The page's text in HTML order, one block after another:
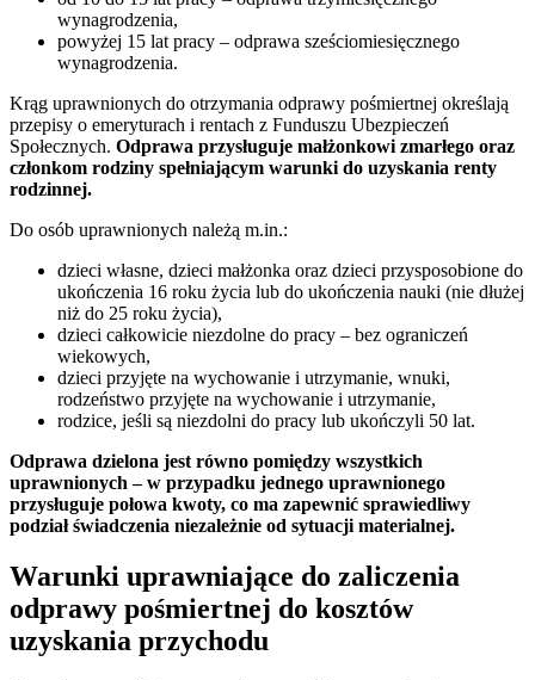
wynagrodzenia,
powyżej 15 lat pracy – odprawa sześciomiesięcznego
wynagrodzenia.
Krąg uprawnionych do otrzymania odprawy pośmiertnej określają
przepisy o emeryturach i rentach z Funduszu Ubezpieczeń
Społecznych. Odprawa przysługuje małżonkowi zmarłego oraz
członkom rodziny spełniającym warunki do uzyskania renty
rodzinnej.
Do osób uprawnionych należą m.in.:
dzieci własne, dzieci małżonka oraz dzieci przysposobione do
ukończenia 16 roku życia lub do ukończenia nauki (nie dłużej
niż do 25 roku życia),
dzieci całkowicie niezdolne do pracy – bez ograniczeń
wiekowych,
dzieci przyjęte na wychowanie i utrzymanie, wnuki,
rodzeństwo przyjęte na wychowanie i utrzymanie,
rodzice, jeśli są niezdolni do pracy lub ukończyli 50 lat.
Odprawa dzielona jest równo pomiędzy wszystkich
uprawnionych – w przypadku jednego uprawnionego
przysługuje połowa kwoty, co ma zapewnić sprawiedliwy
podział świadczenia niezależnie od sytuacji materialnej.
Warunki uprawniające do zaliczenia
odprawy pośmiertnej do kosztów
uzyskania przychodu